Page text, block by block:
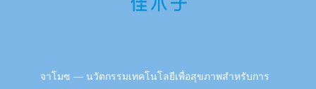
จาโมซ — นวัตกรรมเทคโนโลยีเพื่อสุขภาพสำหรับการ